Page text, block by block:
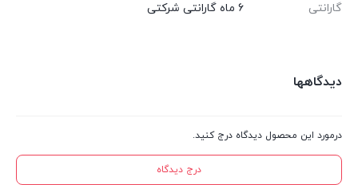
گارانتی 6 ماه گارانتی شرکتی
دیدگاهها
درمورد این محصول دیدگاه درج کنید.
درج دیدگاه